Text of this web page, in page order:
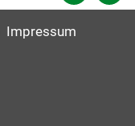
Impressum